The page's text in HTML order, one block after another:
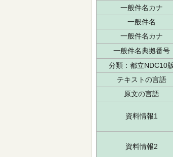
一般件名カナ
一般件名
一般件名カナ
一般件名典拠番号
分類：都立NDC10
テキストの言語
原文の言語
資料情報1
資料情報2